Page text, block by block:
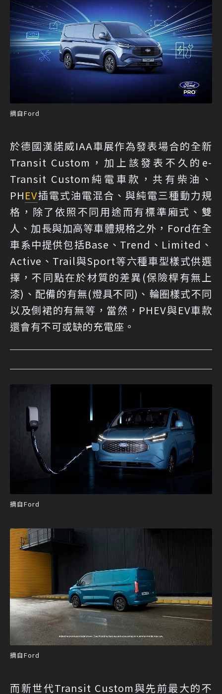
摘自Ford
於德國漢諾威IAA車展作為發表場合的全新
Transit Custom，加上該發表不久的e-
Transit Custom純電車款，共有柴油、
PHEV插電式油電混合、與純電三種動力規
格，除了依照不同用途而有標準廂式、雙
人、加長與加高等車體規格之外，Ford在全
車系中提供包括Base、Trend、Limited、
Active、Trail與Sport等六種車型樣式供選
擇，不同點在於材質的差異(保險桿有無上
漆)、配備的有無(燈具不同)、輪圈樣式不同
以及側裙的有無等，當然，PHEV與EV車款
還會有不可或缺的充電座。
摘自Ford
摘自Ford
而新世代Transit Custom與先前最大的不